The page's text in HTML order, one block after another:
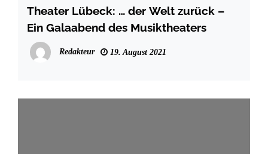
Theater Lübeck: … der Welt zurück –
Ein Galaabend des Musiktheaters
Redakteur 19. August 2021